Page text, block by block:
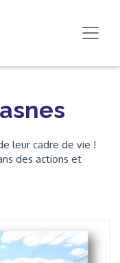
leur cadre de vie !
des actions et